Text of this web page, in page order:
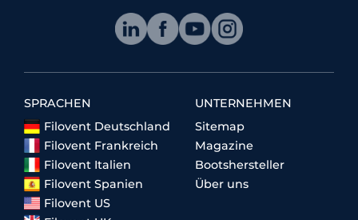
SPRACHEN
Filovent Deutschland
Filovent Frankreich
Filovent Italien
Filovent Spanien
Filovent US
UNTERNEHMEN
Sitemap
Magazine
Bootshersteller
Über uns